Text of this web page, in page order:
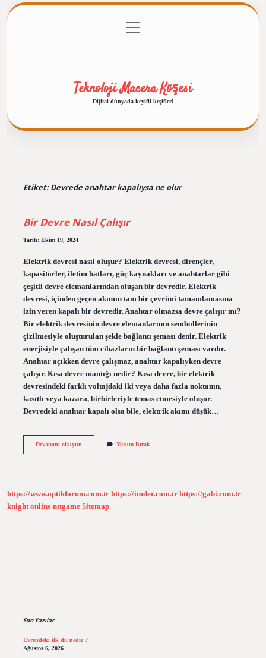
Gizlilik Politikası
menüyü
aç
Teknoloji Macera Köşesi
Dijital dünyada keyifli keşifler!
Etiket:Devrede anahtar kapalıysa ne olur
Bir Devre Nasıl Çalışır
Tarih: Ekim 19, 2024
Elektrik devresi nasıl oluşur? Elektrik devresi, dirençler,
kapasitörler, iletim hatları, güç kaynakları ve anahtarlar gibi
çeşitli devre elemanlarından oluşan bir devredir. Elektrik
devresi, içinden geçen akımın tam bir çevrimi tamamlamasına
izin veren kapalı bir devredir. Anahtar olmazsa devre çalışır mı?
Bir elektrik devresinin devre elemanlarının sembollerinin
çizilmesiyle oluşturulan şekle bağlantı şeması denir. Elektrik
enerjisiyle çalışan tüm cihazların bir bağlantı şeması vardır.
Anahtar açıkken devre çalışmaz, anahtar kapalıyken devre
çalışır. Kısa devre mantığı nedir? Kısa devre, bir elektrik
devresindeki farklı voltajdaki iki veya daha fazla noktanın,
kasıtlı veya kazara, birbirleriyle temas etmesiyle oluşur.
Devredeki anahtar kapalı olsa bile, elektrik akımı düşük…
Devamını okuyunBir
Yorum Bırak
https://www.optikforum.com.tr https://imder.com.tr https://gabi.com.tr
knight online nttgame Sitemap
Son Yazılar
Evrendeki ilk dil nedir ?
Ağustos 6, 2026